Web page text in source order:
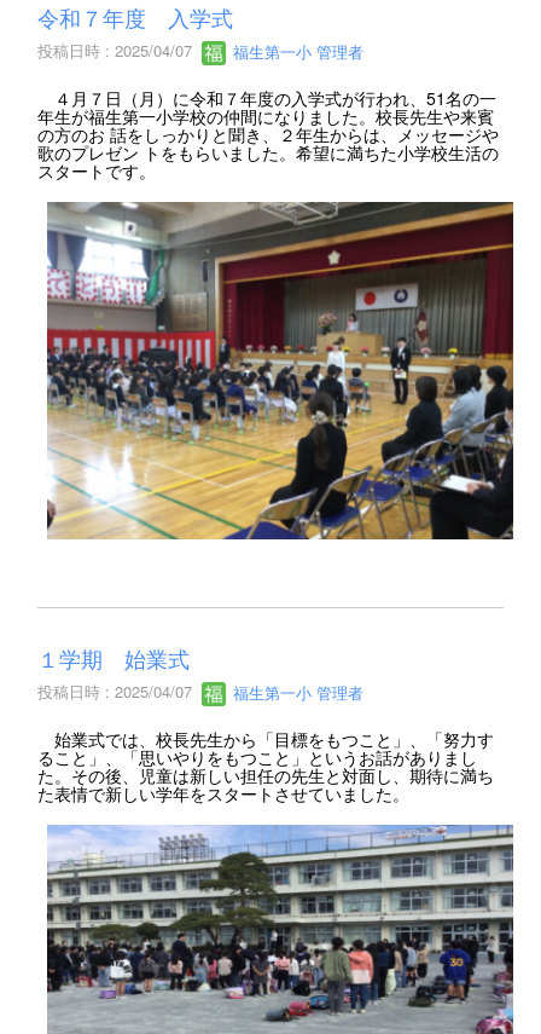
令和７年度 入学式
投稿日時 : 2025/04/07 福生第一小 管理者
４月７日（月）に令和７年度の入学式が行われ、51名の一
年生が福生第一小学校の仲間になりました。校長先生や来賓
の方のお 話をしっかりと聞き、２年生からは、メッセージや
歌のプレゼン トをもらいました。希望に満ちた小学校生活の
スタートです。
１学期 始業式
投稿日時 : 2025/04/07 福生第一小 管理者
始業式では、校長先生から「目標をもつこと」、「努力す
ること」、「思いやりをもつこと」というお話がありまし
た。その後、児童は新しい担任の先生と対面し、期待に満ち
た表情で新しい学年をスタートさせていました。